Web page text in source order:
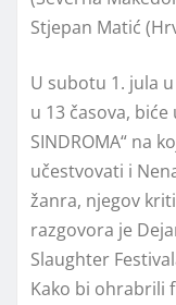
Stjepan Matić
U subotu 1. jula
u 13 časova,
SINDROMA“ na
učestvovati i
žanra, njegov
razgovora je
Slaughter
Kako bi ohrabrili